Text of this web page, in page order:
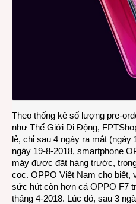
Theo thống kê số lượng pre-
như Thế Giới Di Động,
lẻ, chỉ sau 4 ngày ra mắt (ngày
ngày 19-8-2018, smartphone
máy được đặt hàng trước,
cọc. OPPO Việt Nam cho biết,
sức hút còn hơn cả OPPO F7
tháng 4-2018. Lúc đó, sau 3